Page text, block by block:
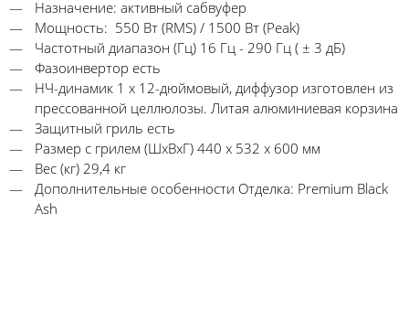
Назначение: активный сабвуфер
Мощность: 550 Вт (RMS) / 1500 Вт (Peak)
Частотный диапазон (Гц) 16 Гц - 290 Гц ( ± 3 дБ)
Фазоинвертор есть
НЧ-динамик 1 х 12-дюймовый, диффузор изготовлен из
прессованной целлюлозы. Литая алюминиевая корзина
Защитный гриль есть
Размер с грилем (ШхВхГ) 440 х 532 х 600 мм
Вес (кг) 29,4 кг
Дополнительные особенности Отделка: Premium Black
Ash